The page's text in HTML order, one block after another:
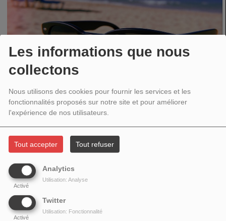
Les informations que nous
collectons
Nous utilisons des cookies pour fournir les services et les
fonctionnalités proposés sur notre site et pour améliorer
l'expérience de nos utilisateurs.
Tout accepter Tout refuser
Analytics
Activé
Utilisation: Analyse
Twitter
Activé
Utilisation: Fonctionnalité
"Shades" explore ce sentiment lorsque vous voulez connaître l'intérêt
qu'il faut en espérant qu'ils baissent les bras et vous laissent entrer. Ils
envoient des signaux positifs, mais ne dévoilent pas leur véritable identité,
Records)